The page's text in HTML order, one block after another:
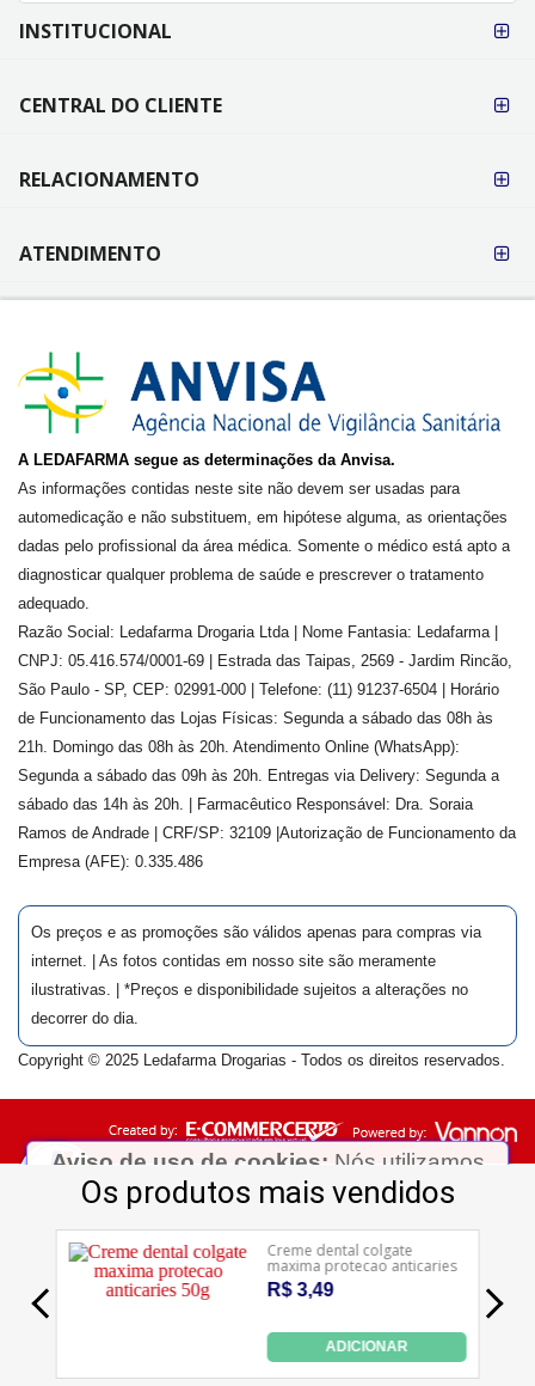
Ledafarma
FORMAS DE
PAGAMENTO
INSTITUCIONAL
CENTRAL DO CLIENTE
RELACIONAMENTO
ATENDIMENTO
A LEDAFARMA segue as determinações da Anvisa.
As informações contidas neste site não devem ser usadas para
automedicação e não substituem, em hipótese alguma, as orientações
dadas pelo profissional da área médica. Somente o médico está apto a
diagnosticar qualquer problema de saúde e prescrever o tratamento
adequado.
Razão Social: Ledafarma Drogaria Ltda | Nome Fantasia: Ledafarma |
CNPJ: 05.416.574/0001-69 | Estrada das Taipas, 2569 - Jardim Rincão,
São Paulo - SP, CEP: 02991-000 | Telefone: (11) 91237-6504 | Horário
de Funcionamento das Lojas Físicas: Segunda a sábado das 08h às
21h. Domingo das 08h às 20h. Atendimento Online (WhatsApp):
Segunda a sábado das 09h às 20h. Entregas via Delivery: Segunda a
sábado das 14h às 20h. | Farmacêutico Responsável: Dra. Soraia
Ramos de Andrade
| CRF/SP: 32109 |Autorização de Funcionamento da
Empresa (AFE): 0.335.486
Os preços e as promoções são válidos apenas para compras via
internet. | As fotos contidas em nosso site são meramente
ilustrativas. | *Preços e disponibilidade sujeitos a alterações no
decorrer do dia.
Copyright © 2025 Ledafarma Drogarias - Todos os direitos reservados.
Aviso de uso de cookies: Nós utilizamos
cookies para possibilitar e aprimorar sua
nossas páginas você concorda com a coleta
e uso desses cookies. Para saber mais,
visite nossapolítica de privacidade
Aceitar